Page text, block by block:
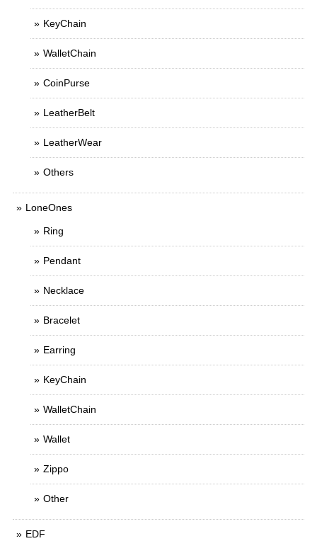
KeyChain
WalletChain
CoinPurse
LeatherBelt
LeatherWear
Others
LoneOnes
Ring
Pendant
Necklace
Bracelet
Earring
KeyChain
WalletChain
Wallet
Zippo
Other
EDF